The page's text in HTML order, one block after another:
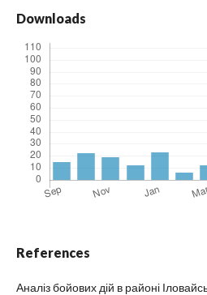
Downloads
References
Аналіз бойових дій в районі